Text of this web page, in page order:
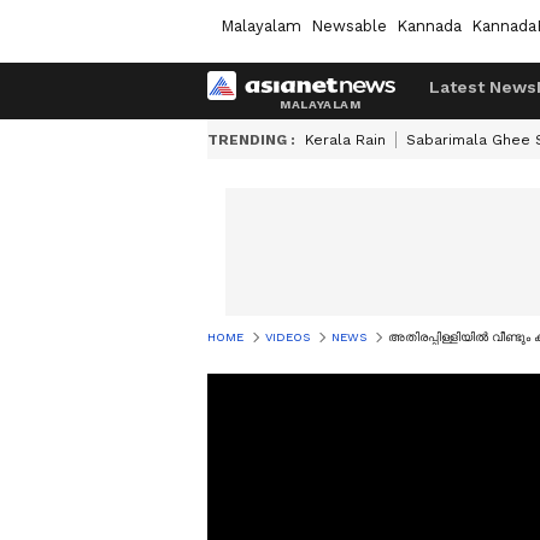
Malayalam Newsable Kannada
Latest News
TRENDING : Kerala Rain Sabarimala Ghee
HOME VIDEOS NEWS അതിരപ്പിള്ളിയിൽ